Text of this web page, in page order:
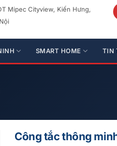
Mipec Cityview, Kiến Hưng,
SMART HOME TIN
Công tắc thông